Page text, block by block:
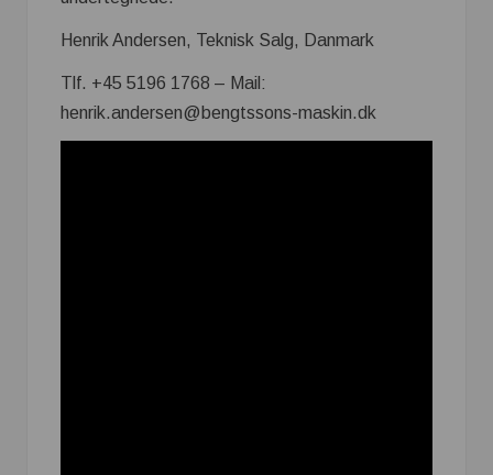
Henrik Andersen, Teknisk Salg, Danmark
Tlf. +45 5196 1768 – Mail:
henrik.andersen@bengtssons-maskin.dk